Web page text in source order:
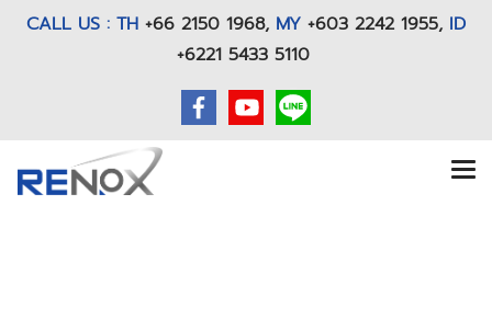
CALL US : TH +66 2150 1968, MY +603 2242 1955, ID
+6221 5433 5110